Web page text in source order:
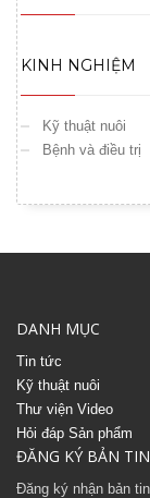
KINH NGHIỆM
Kỹ thuật nuôi
Bệnh và điều trị
DANH MỤC
Tin tức
Kỹ thuật nuôi
Thư viện Video
Hỏi đáp Sản phẩm
ĐĂNG KÝ BẢN TIN
Đăng ký nhận bản